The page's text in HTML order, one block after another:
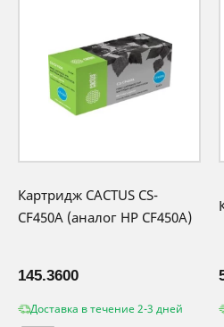
Картридж CACTUS CS-
CF450A (аналог HP CF450A)
145.3600
Доставка в течение 2-3 дней